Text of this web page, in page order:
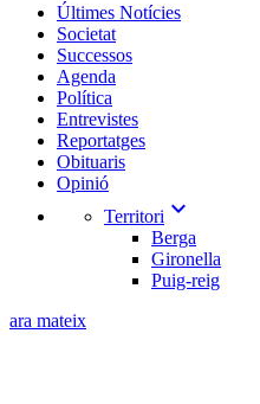
Últimes Notícies
Societat
Successos
Agenda
Política
Entrevistes
Reportatges
Obituaris
Opinió
Territori expand_more
Berga
Gironella
Puig-reig
ara mateix